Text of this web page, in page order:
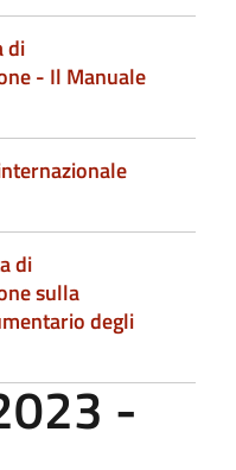
di
- Il Manuale
di
sulla
degli
-